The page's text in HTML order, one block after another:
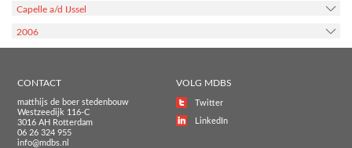
Capelle a/d IJssel
2006
CONTACT
matthijs de boer stedenbouw
Westzeedijk 116-C
3016 AH Rotterdam
06 26 324 955
info@mdbs.nl
VOLG MDBS
Twitter
LinkedIn